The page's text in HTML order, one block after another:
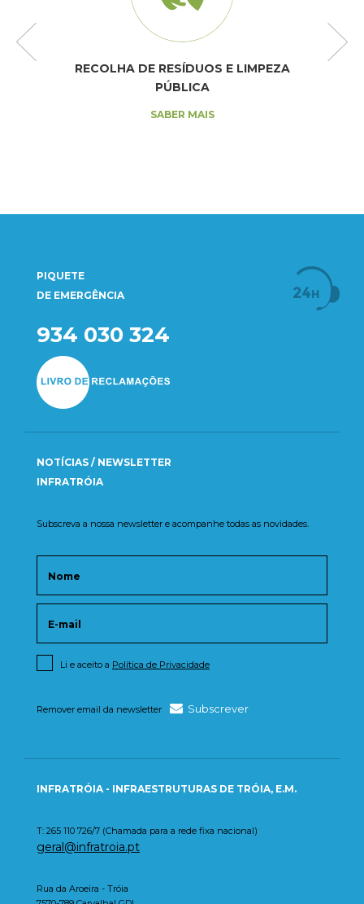
RECOLHA DE RESÍDUOS E LIMPEZA
PÚBLICA
SABER MAIS
PIQUETE
DE EMERGÊNCIA
934 030 324
NOTÍCIAS / NEWSLETTER
INFRATRÓIA
Subscreva a nossa newsletter e acompanhe todas as novidades.
Li e aceito a Política de Privacidade
Remover email da newsletter Subscrever
INFRATRÓIA - INFRAESTRUTURAS DE TRÓIA, E.M.
T: 265 110 726/7 (Chamada para a rede fixa nacional)
geral@infratroia.pt
Rua da Aroeira - Tróia